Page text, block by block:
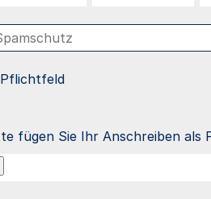
fügen Sie Ihr Anschreiben als